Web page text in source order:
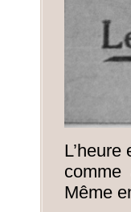
comme
Même